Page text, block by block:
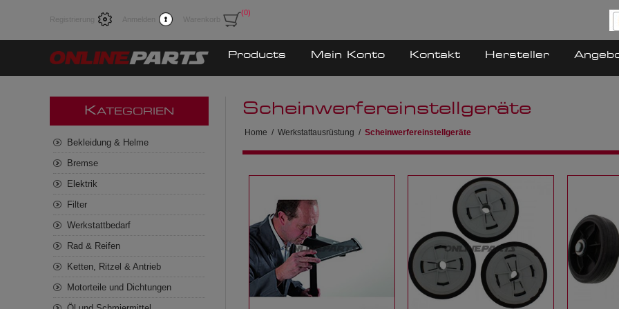
Registrierung Anmelden Warenkorb
(0)
Products Mein Konto Kontakt Hersteller
Scheinwerfereinstellgeräte
Home / Werkstattausrüstung / Scheinwerfereinstellgeräte
KATEGORIEN
Bekleidung & Helme
Bremse
Elektrik
Filter
Werkstattbedarf
Rad & Reifen
Ketten, Ritzel & Antrieb
Motorteile und Dichtungen